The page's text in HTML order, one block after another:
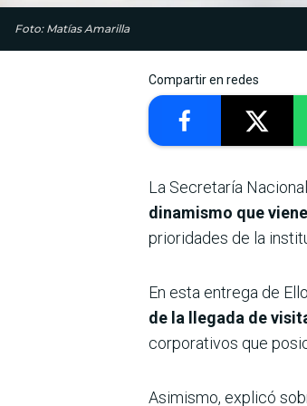
Foto: Matías Amarilla
Compartir en redes
La Secretaría
dinamismo que
prioridades de la
En esta entrega de
de la llegada de
corporativos que
Asimismo, explicó